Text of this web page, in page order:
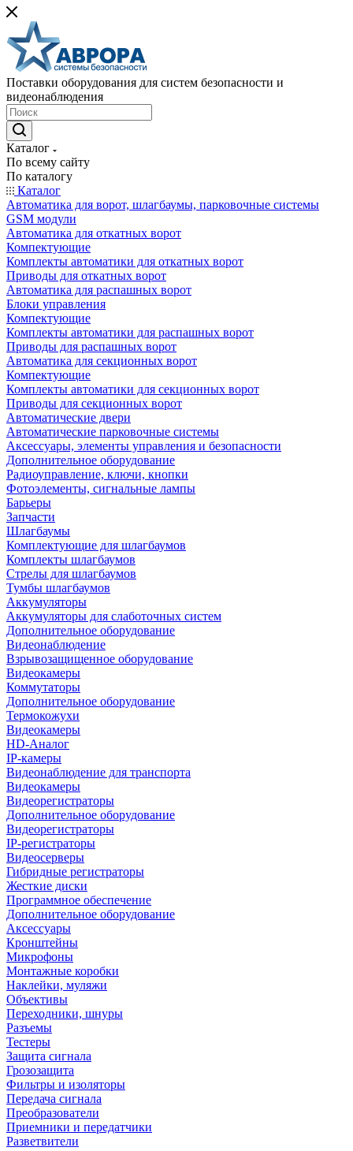
Поставки оборудования для систем безопасности и
видеонаблюдения
Каталог
По всему сайту
По каталогу
Каталог
Автоматика для ворот, шлагбаумы, парковочные системы
GSM модули
Автоматика для откатных ворот
Компектующие
Комплекты автоматики для откатных ворот
Приводы для откатных ворот
Автоматика для распашных ворот
Блоки управления
Компектующие
Комплекты автоматики для распашных ворот
Приводы для распашных ворот
Автоматика для секционных ворот
Компектующие
Комплекты автоматики для секционных ворот
Приводы для секционных ворот
Автоматические двери
Автоматические парковочные системы
Аксессуары, элементы управления и безопасности
Дополнительное оборудование
Радиоуправление, ключи, кнопки
Фотоэлементы, сигнальные лампы
Барьеры
Запчасти
Шлагбаумы
Комплектующие для шлагбаумов
Комплекты шлагбаумов
Стрелы для шлагбаумов
Тумбы шлагбаумов
Аккумуляторы
Аккумуляторы для слаботочных систем
Дополнительное оборудование
Видеонаблюдение
Взрывозащищенное оборудование
Видеокамеры
Коммутаторы
Дополнительное оборудование
Термокожухи
Видеокамеры
HD-Аналог
IP-камеры
Видеонаблюдение для транспорта
Видеокамеры
Видеорегистраторы
Дополнительное оборудование
Видеорегистраторы
IP-регистраторы
Видеосерверы
Гибридные регистраторы
Жесткие диски
Программное обеспечение
Дополнительное оборудование
Аксессуары
Кронштейны
Микрофоны
Монтажные коробки
Наклейки, муляжи
Объективы
Переходники, шнуры
Разъемы
Тестеры
Защита сигнала
Грозозащита
Фильтры и изоляторы
Передача сигнала
Преобразователи
Приемники и передатчики
Разветвители